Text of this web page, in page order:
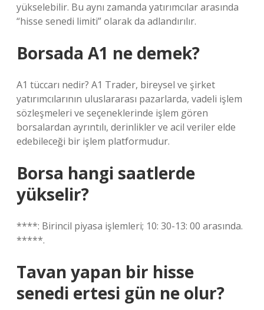
yükselebilir. Bu aynı zamanda yatırımcılar arasında
“hisse senedi limiti” olarak da adlandırılır.
Borsada A1 ne demek?
A1 tüccarı nedir? A1 Trader, bireysel ve şirket
yatırımcılarının uluslararası pazarlarda, vadeli işlem
sözleşmeleri ve seçeneklerinde işlem gören
borsalardan ayrıntılı, derinlikler ve acil veriler elde
edebileceği bir işlem platformudur.
Borsa hangi saatlerde
yükselir?
****: Birincil piyasa işlemleri; 10: 30-13: 00 arasında.
*****.
Tavan yapan bir hisse
senedi ertesi gün ne olur?